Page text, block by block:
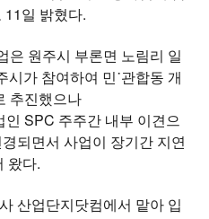
11일 밝혔다.
은 원주시 부론면 노림리 일
가 참여하여 민˙관합동 개
추진했으나
SPC 주주간 내부 이견으
되면서 사업이 장기간 지연
왔다.
산업단지닷컴에서 맡아 입